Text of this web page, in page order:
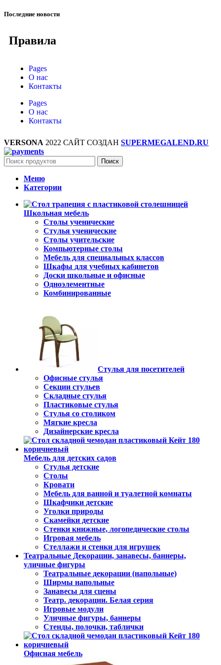
Последние новости
Правила
Pages
О нас
Контакты
Pages
О нас
Контакты
VERSONA 2022 САЙТ СОЗДАН SUPERMEGALEND.RU
Поиск
Меню
Категории
Школьная мебель
Столы ученические
Стулья ученические
Столы учительские
Компьютерные столы
Мебель для специальных классов
Шкафы для учебных кабинетов
Доски школьные и офисные
Одноэлементные
Комбинированные
Стулья для посетителей
Офисные стулья
Секции стульев
Складные стулья
Пластиковые стулья
Стулья со столиком
Мягкие кресла
Дизайнерские кресла
Мебель для детских садов
Стулья детские
Столы
Кровати
Мебель для ванной и туалетной комнаты
Шкафчики детские
Уголки природы
Скамейки детские
Стенки книжные, логопедические столы
Игровая мебель
Стеллажи и стенки для игрушек
Театральные Декорации, занавесы, баннеры,
уличные фигуры
Театральные декорации (напольные)
Ширмы напольные
Занавесы для сцены
Театр. декорации. Белая серия
Игровые модули
Уличные фигуры, баннеры
Стенды, полочки, таблички
Офисная мебель